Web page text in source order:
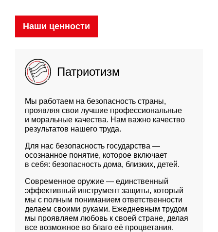
беспилотные системы
Рыбинская верфь
Наши ценности
Патриотизм
Мы работаем на безопасность страны,
проявляя свои лучшие профессиональные
и моральные качества. Нам важно качество
результатов нашего труда.
Для нас безопасность государства —
осознанное понятие, которое включает
в себя: безопасность дома, близких, детей.
Современное оружие — единственный
эффективный инструмент защиты, который
мы с полным пониманием ответственности
делаем своими руками. Ежедневным трудом
мы проявляем любовь к своей стране, делая
все возможное во благо её процветания.